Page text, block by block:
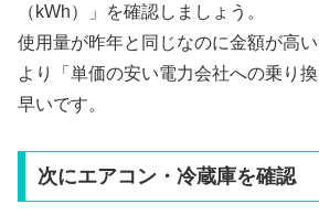
（kWh）」を確認しましょう。
使用量が昨年と同じなのに金額が高
より「単価の安い電力会社への乗り
早いです。
次にエアコン・冷蔵庫を確認